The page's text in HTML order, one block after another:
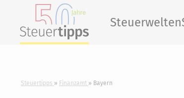
Steuerwelten
Steuertipps Finanzamt Bayern